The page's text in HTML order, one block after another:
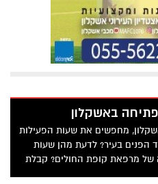
באשקלון
מחפשים את שעות הפעילות
הפנים בעיר? לדעת מהן שעות
של מרפאת קופת החולים? קבלת